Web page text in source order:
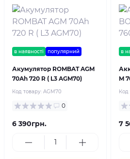
в наявності популярний
Акумулятор ROMBAT AGM
70Ah 720 R ( L3 AGM70)
Код товару: AGM70
0
6 390грн.
в
M
Код
7